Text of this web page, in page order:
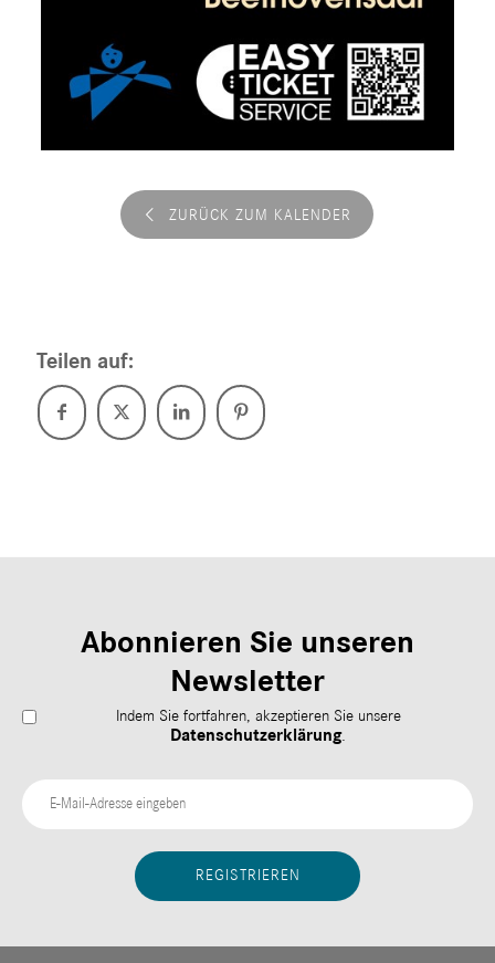
ZURÜCK ZUM KALENDER
Teilen auf:
Abonnieren Sie unseren
Newsletter
Indem Sie fortfahren, akzeptieren Sie unsere
Datenschutzerklärung.